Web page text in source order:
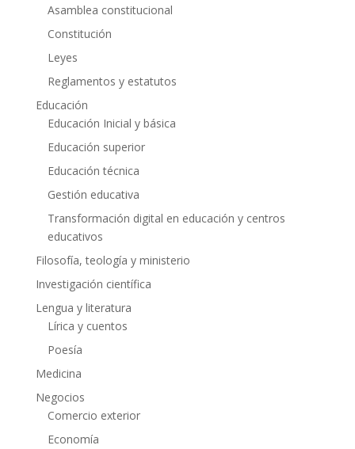
Asamblea constitucional
Constitución
Leyes
Reglamentos y estatutos
Educación
Educación Inicial y básica
Educación superior
Educación técnica
Gestión educativa
Transformación digital en educación y centros
educativos
Filosofía, teología y ministerio
Investigación científica
Lengua y literatura
Lírica y cuentos
Poesía
Medicina
Negocios
Comercio exterior
Economía